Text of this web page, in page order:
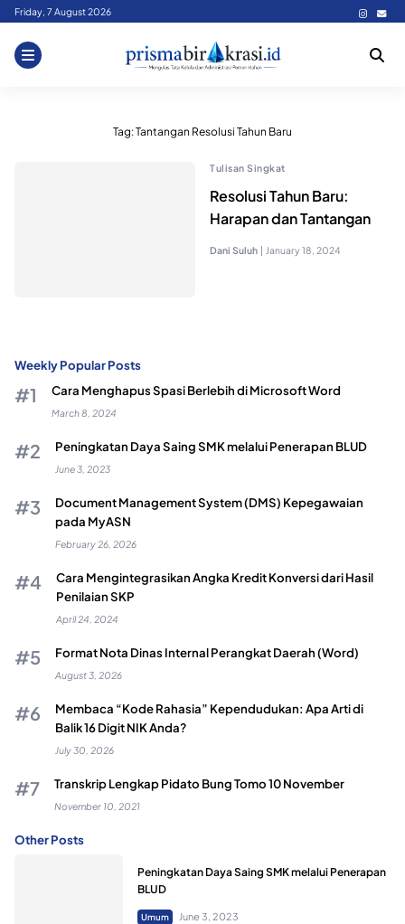
Skip
content
Friday, 7 August 2026
Tag:Tantangan Resolusi Tahun Baru
Tulisan Singkat
Resolusi Tahun Baru:
Harapan dan Tantangan
Dani Suluh | January 18, 2024
Weekly Popular Posts
Cara Menghapus Spasi Berlebih di Microsoft Word
March 8, 2024
Peningkatan Daya Saing SMK melalui Penerapan BLUD
June 3, 2023
Document Management System (DMS) Kepegawaian
pada MyASN
February 26, 2026
Cara Mengintegrasikan Angka Kredit Konversi dari Hasil
Penilaian SKP
April 24, 2024
Format Nota Dinas Internal Perangkat Daerah (Word)
August 3, 2026
Membaca “Kode Rahasia” Kependudukan: Apa Arti di
Balik 16 Digit NIK Anda?
July 30, 2026
Transkrip Lengkap Pidato Bung Tomo 10 November
November 10, 2021
Other Posts
Peningkatan Daya Saing SMK melalui Penerapan
BLUD
Umum June 3, 2023